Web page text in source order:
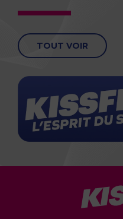
TOUT VOIR